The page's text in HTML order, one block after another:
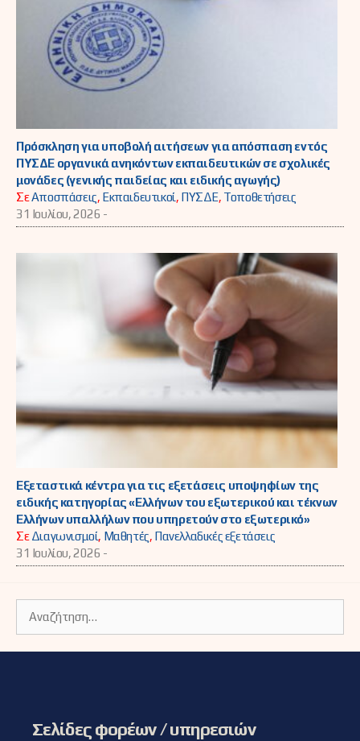
Πρόσκληση για υποβολή αιτήσεων για απόσπαση εντός
ΠΥΣΔΕ οργανικά ανηκόντων εκπαιδευτικών σε σχολικές
μονάδες (γενικής παιδείας και ειδικής αγωγής)
ΣεΑποσπάσεις, Εκπαιδευτικοί, ΠΥΣΔΕ, Τοποθετήσεις
31 Ιουλίου, 2026 -
Εξεταστικά κέντρα για τις εξετάσεις υποψηφίων της
ειδικής κατηγορίας «Ελλήνων του εξωτερικού και τέκνων
Ελλήνων υπαλλήλων που υπηρετούν στο εξωτερικό»
ΣεΔιαγωνισμοί, Μαθητές, Πανελλαδικές εξετάσεις
31 Ιουλίου, 2026 -
για:
Σελίδες φορέων / υπηρεσιών